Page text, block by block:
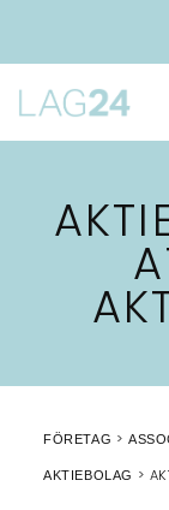
FÖRETAG
AKTIEBOLAG